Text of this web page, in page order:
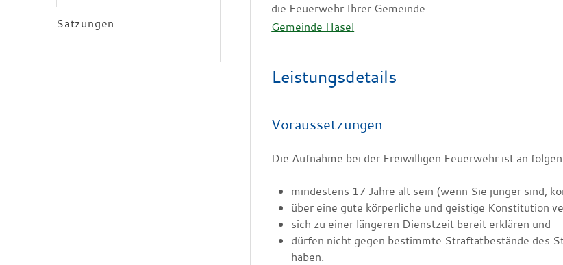
Satzungen
die Feuerwehr Ihrer Gemeinde
Gemeinde Hasel
Leistungsdetails
Voraussetzungen
Die Aufnahme bei der Freiwilligen Feuerwehr ist an
mindestens 17 Jahre alt sein (wenn Sie jünger sind,
über eine gute körperliche und geistige Konstitution
sich zu einer längeren Dienstzeit bereit erklären und
dürfen nicht gegen bestimmte Straftatbestände des
haben.